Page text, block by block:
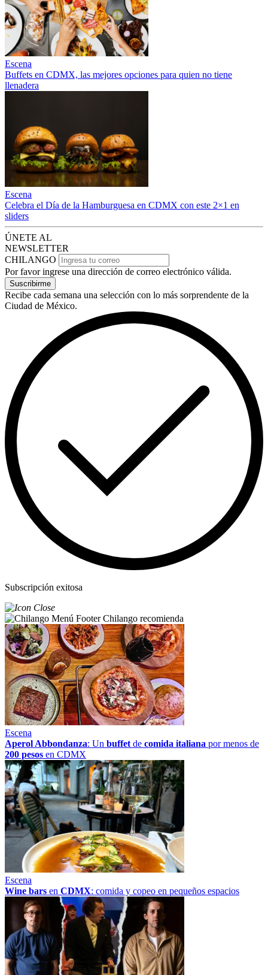
Escena
Buffets en CDMX, las mejores opciones para quien no tiene
llenadera
Escena
Celebra el Día de la Hamburguesa en CDMX con este 2×1 en
sliders
ÚNETE AL
NEWSLETTER
CHILANGO
Por favor ingrese una dirección de correo electrónico válida.
Suscribirme
Recibe cada semana una selección con lo más sorprendente de la
Ciudad de México.
Subscripción exitosa
Chilango recomienda
Escena
Aperol Abbondanza: Un buffet de comida italiana por menos de
200 pesos en CDMX
Escena
Wine bars en CDMX: comida y copeo en pequeños espacios